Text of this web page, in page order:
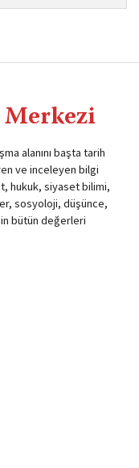
alanını başta tarih
ve inceleyen bilgi
hukuk, siyaset bilimi,
sosyoloji, düşünce,
bütün değerleri